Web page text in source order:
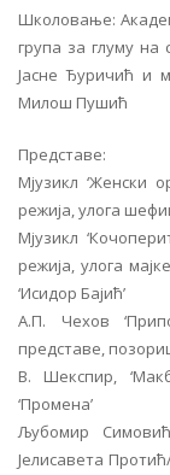
Школовање:
група за глуму на
Јасне Ђуричић и
Милош Пушић
Представе:
Мјузикл ‘Женски
режија, улога
Мјузикл
режија, улога
‘Исидор Бајић’
А.П. Чехов
представе,
В. Шекспир,
‘Промена’
Љубомир
Јелисавета